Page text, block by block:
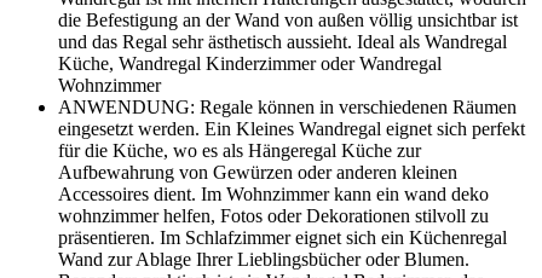
die Befestigung an der Wand von außen völlig unsichtbar ist
und das Regal sehr ästhetisch aussieht. Ideal als Wandregal
Küche, Wandregal Kinderzimmer oder Wandregal
Wohnzimmer
ANWENDUNG: Regale können in verschiedenen Räumen
eingesetzt werden. Ein Kleines Wandregal eignet sich perfekt
für die Küche, wo es als Hängeregal Küche zur
Aufbewahrung von Gewürzen oder anderen kleinen
Accessoires dient. Im Wohnzimmer kann ein wand deko
wohnzimmer helfen, Fotos oder Dekorationen stilvoll zu
präsentieren. Im Schlafzimmer eignet sich ein Küchenregal
Wand zur Ablage Ihrer Lieblingsbücher oder Blumen.